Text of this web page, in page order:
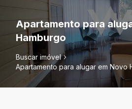
Apartamento para
Hamburgo
Buscar imóvel
Apartamento para alugar em Novo